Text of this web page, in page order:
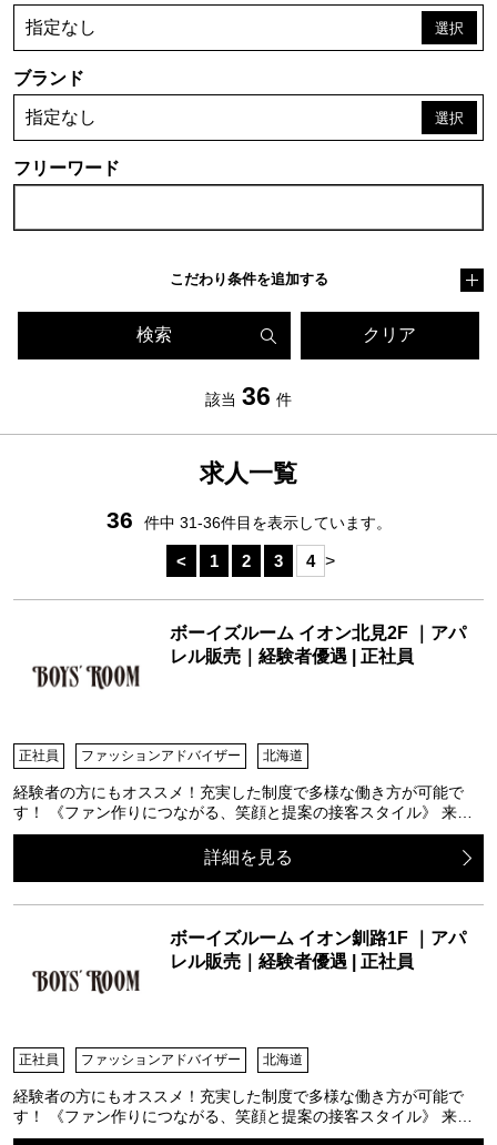
指定なし
ブランド
指定なし
フリーワード
こだわり条件を追加する
該当 36 件
検索 クリア
求人一覧
36 件中 31-36件目を表示しています。
< 1 2 3 4 >
ボーイズルーム イオン北見2F ｜アパ
レル販売｜経験者優遇 | 正社員
正社員 ファッションアドバイザー 北海道
経験者の方にもオススメ！充実した制度で多様な働き方が可能で
す！ 《ファン作りにつながる、笑顔と提案の接客スタイル》 来…
詳細を見る
ボーイズルーム イオン釧路1F ｜アパ
レル販売｜経験者優遇 | 正社員
正社員 ファッションアドバイザー 北海道
経験者の方にもオススメ！充実した制度で多様な働き方が可能で
す！ 《ファン作りにつながる、笑顔と提案の接客スタイル》 来…